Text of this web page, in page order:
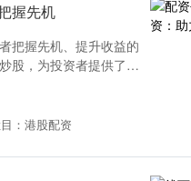
握先机
把握先机、提升收益的
股，为投资者提供了丰
：港股配资